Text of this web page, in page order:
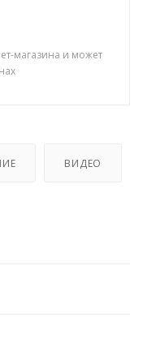
магазина и может
ВИДЕО